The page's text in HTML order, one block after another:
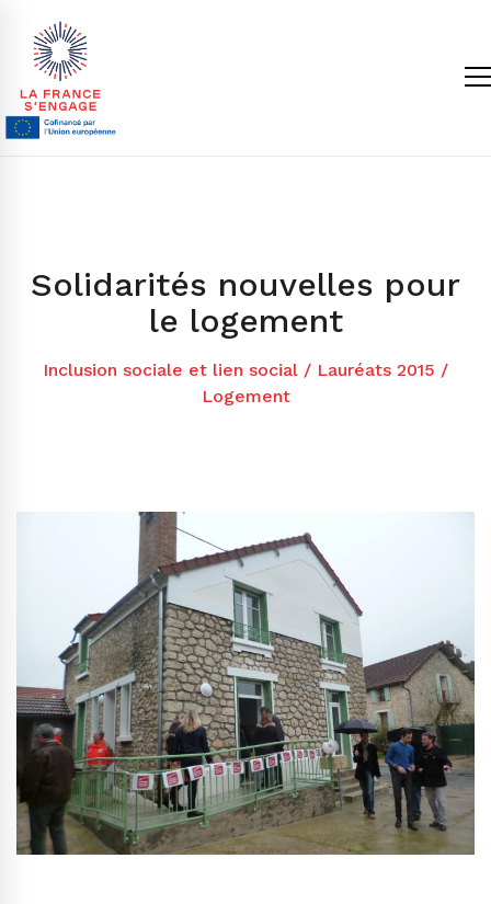
Solidarités nouvelles pour
le logement
Inclusion sociale et lien social / Lauréats 2015 /
Logement